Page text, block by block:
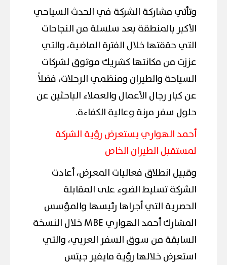
وتأتي مشاركة الشركة في الحدث السياحي
الأكبر بالمنطقة بعد سلسلة من النجاحات
التي حققتها خلال الفترة الماضية، والتي
عززت من مكانتها كشريك موثوق لشركات
السياحة والطيران ومنظمي الرحلات، فضلاً
عن كبار رجال الأعمال والعملاء الباحثين عن
حلول سفر مرنة وعالية الكفاءة.
أحمد الهواري يستعرض رؤية الشركة
لمستقبل الطيران الخاص
وقبيل انطلاق فعاليات المعرض، أعادت
الشركة تسليط الضوء على المقابلة
الحصرية التي أجراها رئيسها والمؤسس
المشارك أحمد الهواري MBE خلال النسخة
السابقة من سوق السفر العربي، والتي
استعرض خلالها رؤية مايفير جيتس